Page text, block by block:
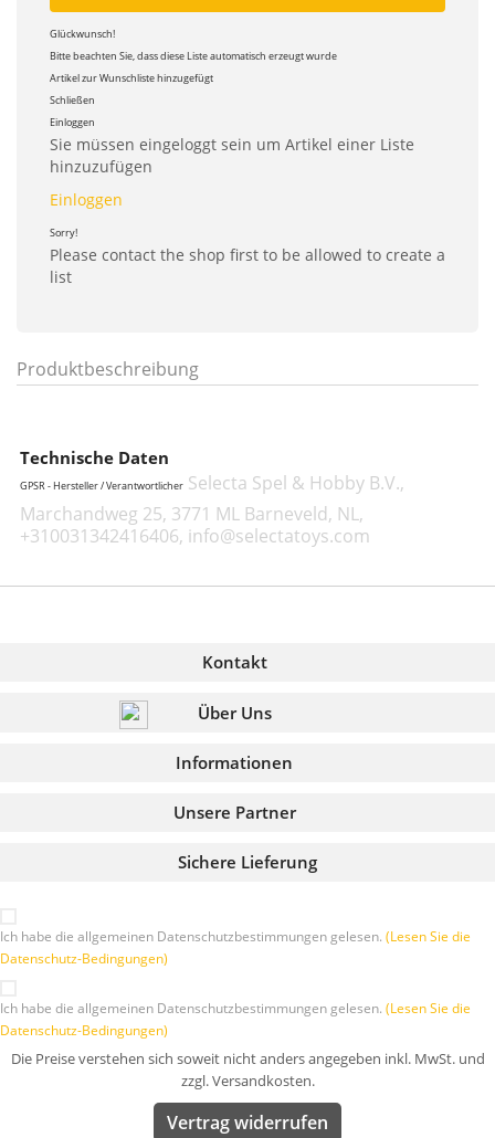
Glückwunsch!
Bitte beachten Sie, dass diese Liste automatisch erzeugt wurde
Artikel zur Wunschliste hinzugefügt
Schließen
Einloggen
Sie müssen eingeloggt sein um Artikel einer Liste
hinzuzufügen
Einloggen
Sorry!
Please contact the shop first to be allowed to create a
list
Produktbeschreibung
Technische Daten
GPSR - Hersteller / Verantwortlicher Selecta Spel & Hobby B.V.,
Marchandweg 25, 3771 ML Barneveld, NL,
+310031342416406, info@selectatoys.com
Kontakt
Über Uns
Informationen
Sichere Lieferung
Unsere Partner
Ich habe die allgemeinen Datenschutzbestimmungen gelesen. (Lesen Sie die
Datenschutz-Bedingungen)
Ich habe die allgemeinen Datenschutzbestimmungen gelesen. (Lesen Sie die
Datenschutz-Bedingungen)
Die Preise verstehen sich soweit nicht anders angegeben inkl. MwSt. und
zzgl. Versandkosten.
Vertrag widerrufen